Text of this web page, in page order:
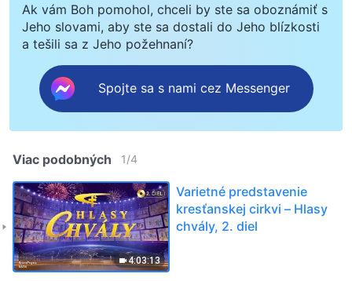
Ak vám Boh pomohol, chceli by ste sa oboznámiť s
Jeho slovami, aby ste sa dostali do Jeho blízkosti
a tešili sa z Jeho požehnaní?
Spojte sa s nami cez Messenger
Viac podobných 1/4
4:03:13
Varietné predstavenie
kresťanskej cirkvi – Hlasy
chvály, 2. diel